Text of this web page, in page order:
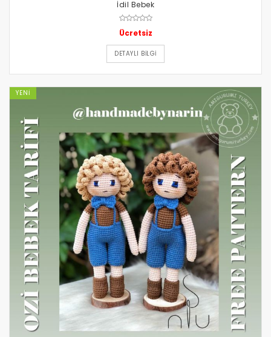
İdil Bebek
Ücretsiz
DETAYLI BILGI
YENI